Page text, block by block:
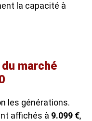
la capacité à
marché
les générations.
affichés à 9.099 €,